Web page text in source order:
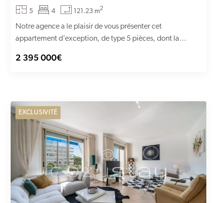
5 4 121.23 m2
Notre agence a le plaisir de vous présenter cet
appartement d’exception, de type 5 pièces, dont la
2 395 000€
EXCLUSIVITÉ